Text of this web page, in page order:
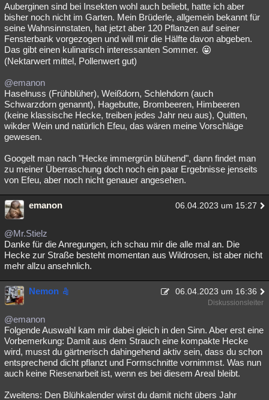
Auberginen sind bei Insekten wohl auch beliebt, hatte ich aber
bisher noch nicht im Garten. Mein Brüderle, allgemein bekannt für
seine Wahnsinnstaten, hat jetzt aber 120 Pflanzen auf seiner
Fensterbank vorgezogen und will mir die Hälfte davon abgeben.
Das gibt einen kulinarisch interessanten Sommer.
(Nektarwert mittel, Pollenwert gut)
@emanon
Haselnuss (Frühblüher), Weißdorn, Schlehdorn (auch
Schwarzdorn genannt), Hagebutte, Brombeeren, Himbeeren
(keine klassische Hecke, treiben jedes Jahr neu aus), Quitten,
wikder Wein und natürlich Efeu, das wären meine Vorschläge
gewesen.
Googelt man nach "Hecke immergrün blühend", dann findet man
zu meiner Überraschung doch noch ein paar Ergebnisse jenseits
von Efeu, aber noch nicht genauer angesehen.
emanon 06.04.2023 um 15:27
@Mr.Stielz
Danke für die Anregungen, ich schau mir die alle mal an. Die
Hecke zur Straße besteht momentan aus Wildrosen, ist aber nicht
mehr allzu ansehnlich.
Nemon 06.04.2023 um 16:36
Diskussionsleiter
@emanon
Folgende Auswahl kam mir dabei gleich in den Sinn. Aber erst eine
Vorbemerkung: Damit aus dem Strauch eine kompakte Hecke
wird, musst du gärtnerisch dahingehend aktiv sein, dass du schon
entsprechend dicht pflanzt und Formschnitte vornimmst. Was nun
auch keine Riesenarbeit ist, wenn es bei diesem Areal bleibt.
Zweitens: Den Blühkalender wirst du damit nicht übers Jahr